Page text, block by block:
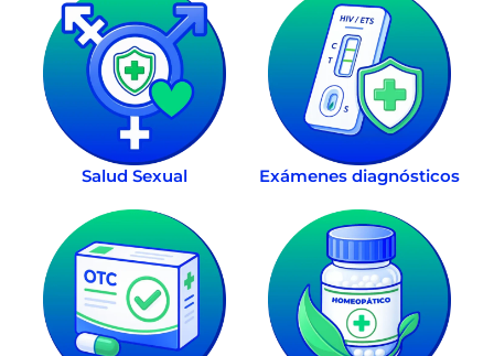
Salud Sexual Exámenes diagnósticos